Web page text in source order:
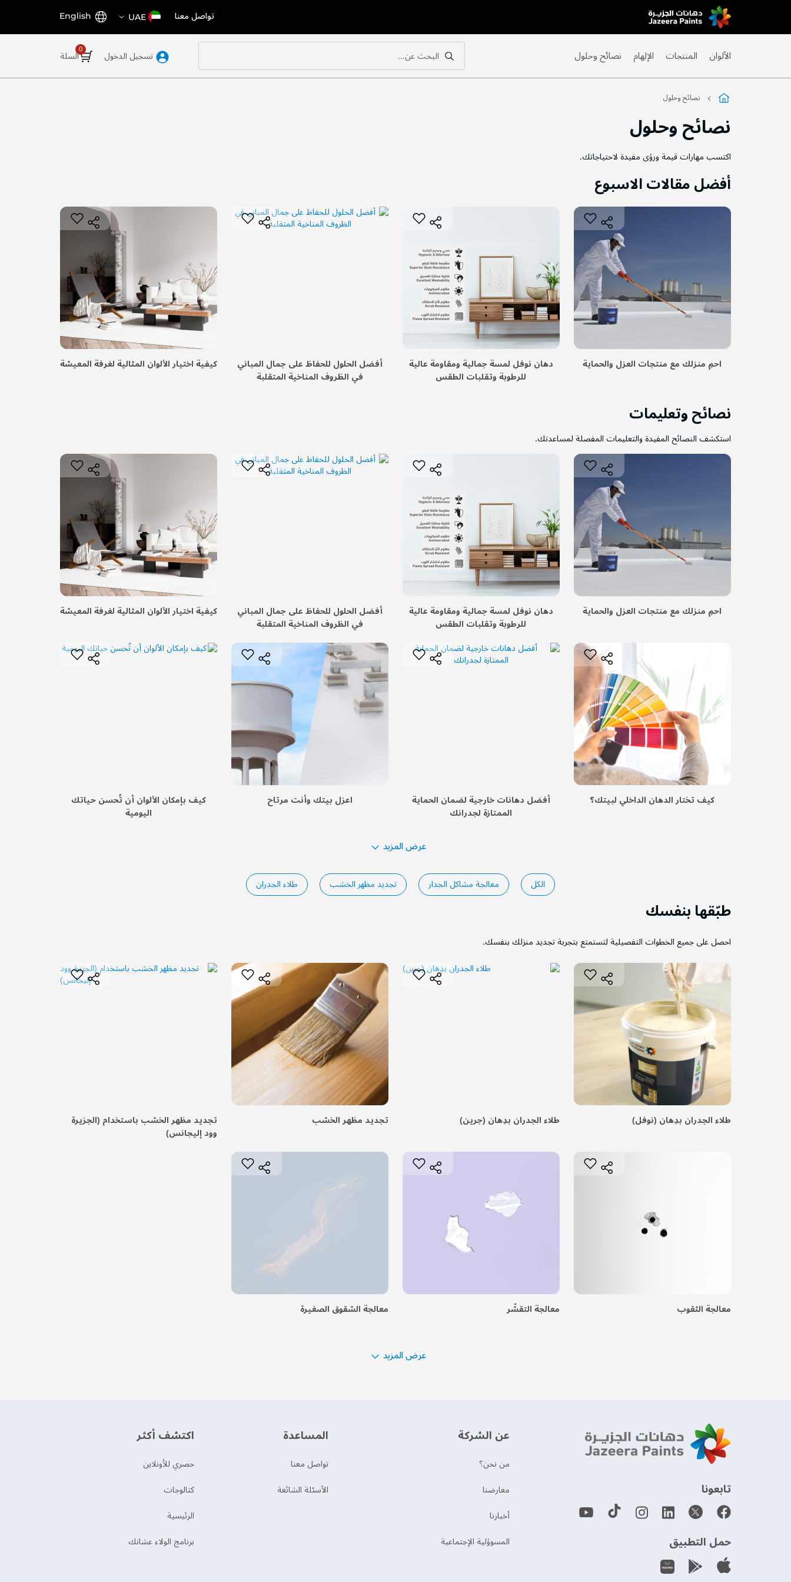
Skip
to
تواصل معنا اختر
المتجر
UAE اللغة English
السلة تسجيل الدخول
بحث
البحث عن...
بحث الألوان المنتجات الإلهام نصائح وحلول
نصائح وحلول
نصائح وحلول
اكتسب مهارات قيمة ورؤى مفيدة لاحتياجاتك.
أفضل مقالات الاسبوع
احمِ منزلك مع منتجات العزل والحماية دهان نوفل لمسة جمالية ومقاومة عالية
للرطوبة وتقلبات الطقس
أفضل الحلول للحفاظ على جمال المباني
في الظروف المناخية المتقلبة
كيفية اختيار الألوان المثالية لغرفة المعيشة
نصائح وتعليمات
استكشف النصائح المفيدة والتعليمات المفصلة لمساعدتك.
احمِ منزلك مع منتجات العزل والحماية دهان نوفل لمسة جمالية ومقاومة عالية
للرطوبة وتقلبات الطقس
أفضل الحلول للحفاظ على جمال المباني
في الظروف المناخية المتقلبة
كيفية اختيار الألوان المثالية لغرفة المعيشة
كيف تختار الدهان الداخلي لبيتك؟ أفضل دهانات خارجية لضمان الحماية
الممتازة لجدرانك
اعزل بيتك وأنت مرتاح كيف بإمكان الألوان أن تُحسن حياتك
اليومية
عرض المزيد
الكل معالجة مشاكل الجدار تجديد مظهر الخشب طلاء الجدران
طبّقها بنفسك
احصل على جميع الخطوات التفصيلية لتستمتع بتجربة تجديد منزلك بنفسك.
طلاء الجدران بدِهان (نوفل) طلاء الجدران بدِهان (جرين) تجديد مظهر الخشب تجديد مظهر الخشب باستخدام (الجزيرة
وود إليجانس)
معالجة الثقوب معالجة التقشُّر معالجة الشقوق الصغيرة
عرض المزيد
‫تابعونا‬
حمل التطبيق
عن الشركة
من نحن؟
‫معارضنا‬
‫أخبارنا‬
المسوؤلية الإجتماعية
‫المساعدة‬
تواصل معنا
الأسئلة الشائعة
اكتشف أكثر
حصري للأونلاين
‫كتالوجات‬
الرئيسية
برنامج الولاء عشانك